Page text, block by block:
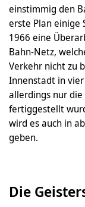
einstimmig den
erste Plan einige
1966 eine
Bahn-Netz,
Verkehr nicht zu
Innenstadt in
allerdings nur die
fertiggestellt
wird es auch in
geben.
Die